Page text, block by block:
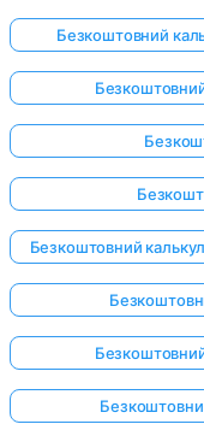
Безкоштовний
Безкоштовний